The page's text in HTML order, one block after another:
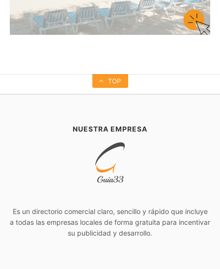
TOP
NUESTRA EMPRESA
Es un directorio comercial claro, sencillo y rápido que incluye
a todas las empresas locales de forma gratuita para incentivar
su publicidad y desarrollo.